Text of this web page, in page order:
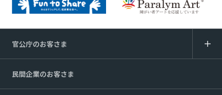
官公庁のお客さま
民間企業のお客さま